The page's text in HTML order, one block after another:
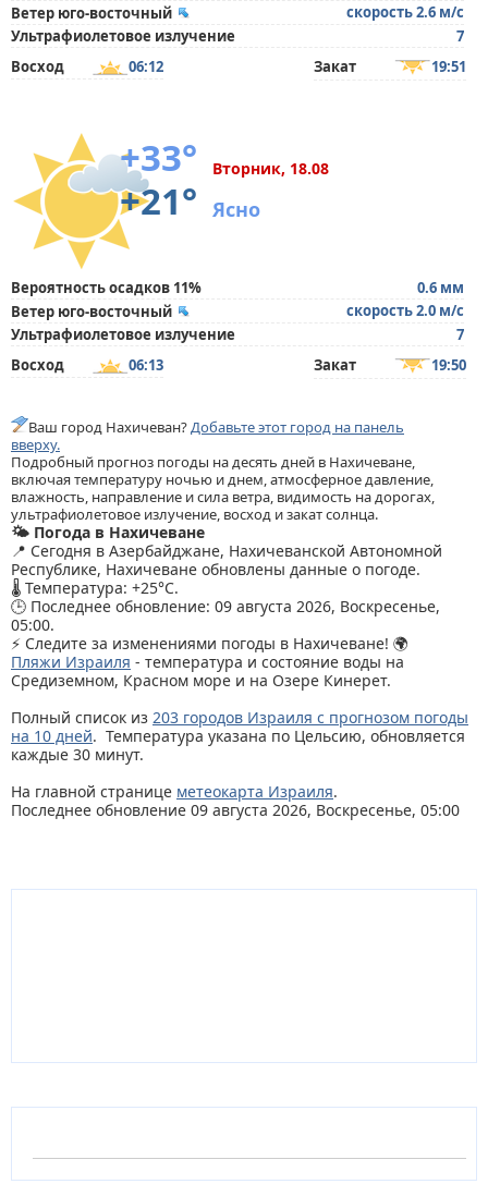
Ветер юго-восточный
скорость 2.6 м/с
Ультрафиолетовое излучение
7
Восход
06:12 Закат 19:51
+33°
+21°
Вторник, 18.08
Ясно
Вероятность осадков 11%
0.6 мм
Ветер юго-восточный
скорость 2.0 м/с
Ультрафиолетовое излучение
7
Восход
06:13 Закат 19:50
Ваш город Нахичеван?Добавьте этот город на панель
вверху.
Подробный прогноз погоды на десять дней в Нахичеване,
включая температуру ночью и днем, атмосферное давление,
влажность, направление и сила ветра, видимость на дорогах,
ультрафиолетовое излучение, восход и закат солнца.
🌤️ Погода в Нахичеване
📍 Сегодня в Азербайджане, Нахичеванской Автономной
Республике, Нахичеване обновлены данные о погоде.
🌡️ Температура: +25°C.
🕒 Последнее обновление: 09 августа 2026, Воскресенье,
05:00.
⚡ Следите за изменениями погоды в Нахичеване! 🌍
Пляжи Израиля - температура и состояние воды на
Средиземном, Красном море и на Озере Кинерет.
Полный список из 203 городов Израиля с прогнозом погоды
на 10 дней. Температура указана по Цельсию, обновляется
каждые 30 минут.
На главной странице метеокарта Израиля.
Последнее обновление 09 августа 2026, Воскресенье, 05:00